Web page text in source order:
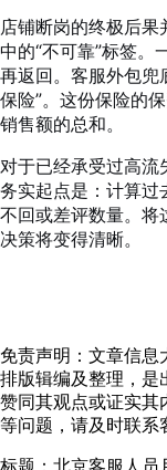
店铺断岗的终极后
中的“不可靠”标签。
再返回。客服外包兜
保险”。这份保险的
销售额的总和。
对于已经承受过高流
务实起点是：计算过
不回或差评数量。将
决策将变得清晰。
免责声明：文章信息
排版辑编及整理，是
赞同其观点或证实其
等问题，请及时联系
标题：北京客服人